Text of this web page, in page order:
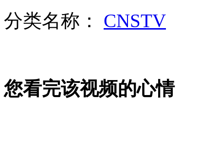
女孩北京地铁殴打老人 痛下狠手拳打脚踢
分类名称： CNSTV
您看完该视频的心情